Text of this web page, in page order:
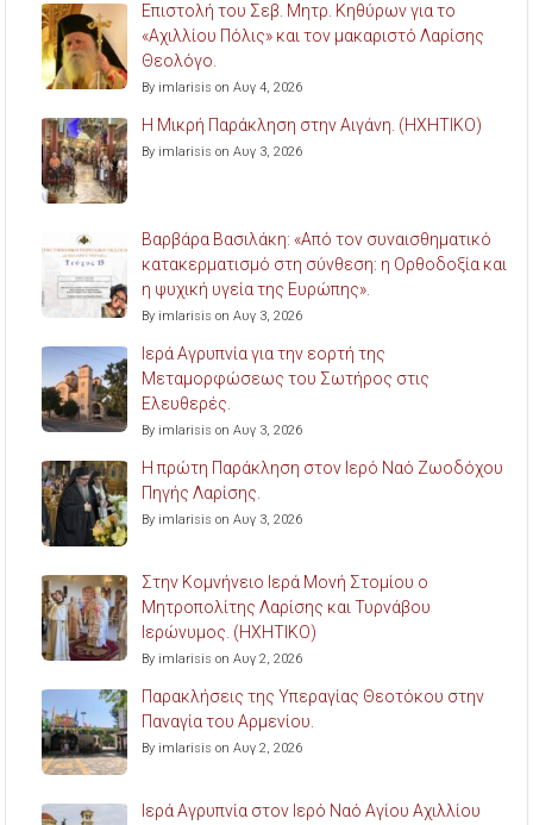
Επιστολή του Σεβ. Μητρ. Κηθύρων για το
«Αχιλλίου Πόλις» και τον μακαριστό Λαρίσης
Θεολόγο.
By imlarisis on Αυγ 4, 2026
Η Μικρή Παράκληση στην Αιγάνη. (ΗΧΗΤΙΚΟ)
By imlarisis on Αυγ 3, 2026
Βαρβάρα Βασιλάκη: «Από τον συναισθηματικό
κατακερματισμό στη σύνθεση: η Ορθοδοξία και
η ψυχική υγεία της Ευρώπης».
By imlarisis on Αυγ 3, 2026
Ιερά Αγρυπνία για την εορτή της
Μεταμορφώσεως του Σωτήρος στις
Ελευθερές.
By imlarisis on Αυγ 3, 2026
Η πρώτη Παράκληση στον Ιερό Ναό Ζωοδόχου
Πηγής Λαρίσης.
By imlarisis on Αυγ 3, 2026
Στην Κομνήνειο Ιερά Μονή Στομίου ο
Μητροπολίτης Λαρίσης και Τυρνάβου
Ιερώνυμος. (ΗΧΗΤΙΚΟ)
By imlarisis on Αυγ 2, 2026
Παρακλήσεις της Υπεραγίας Θεοτόκου στην
Παναγία του Αρμενίου.
By imlarisis on Αυγ 2, 2026
Ιερά Αγρυπνία στον Ιερό Ναό Αγίου Αχιλλίου